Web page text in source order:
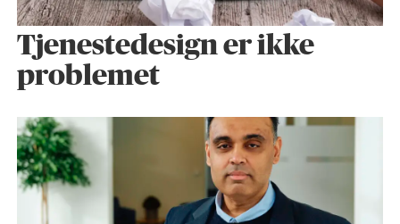
Tjenestedesign er ikke
problemet